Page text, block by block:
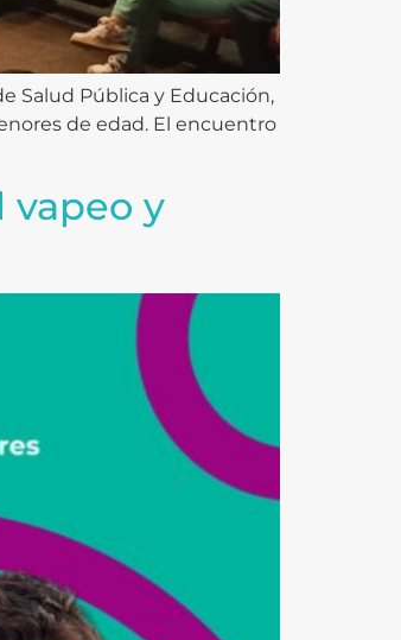
Salud Pública y Educación,
de edad. El encuentro
vapeo y